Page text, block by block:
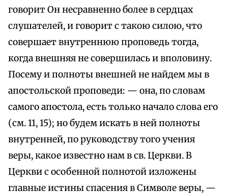
говорит Он несравненно более в сердцах
слушателей, и говорит с такою силою, что
совершает внутреннюю проповедь тогда,
когда внешняя не совершилась и вполовину.
Посему и полноты внешней не найдем мы в
апостольской проповеди: — она, по словам
самого апостола, есть только начало слова его
(см. 11, 15); но будем искать в ней полноты
внутренней, по руководству того учения
веры, какое известно нам в св. Церкви. В
Церкви с особенной полнотой изложены
главные истины спасения в Символе веры, —